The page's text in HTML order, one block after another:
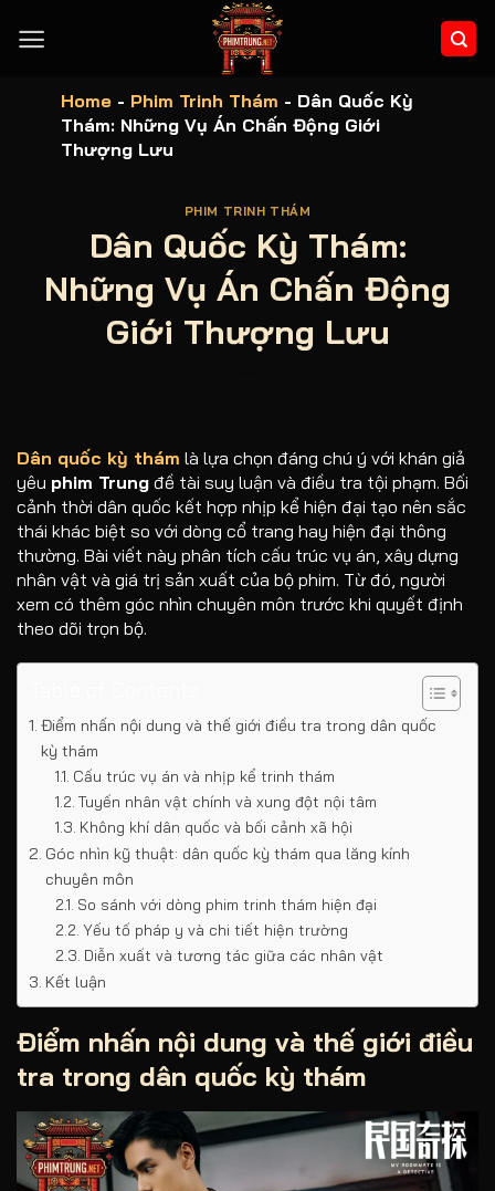
qua
Home - Phim Trinh Thám - Dân Quốc Kỳ
Thám: Những Vụ Án Chấn Động Giới
Thượng Lưu
PHIM TRINH THÁM
Dân Quốc Kỳ Thám:
Những Vụ Án Chấn Động
Giới Thượng Lưu
Dân quốc kỳ thám là lựa chọn đáng chú ý với khán giả
yêu phim Trung đề tài suy luận và điều tra tội phạm. Bối
cảnh thời dân quốc kết hợp nhịp kể hiện đại tạo nên sắc
thái khác biệt so với dòng cổ trang hay hiện đại thông
thường. Bài viết này phân tích cấu trúc vụ án, xây dựng
nhân vật và giá trị sản xuất của bộ phim. Từ đó, người
xem có thêm góc nhìn chuyên môn trước khi quyết định
theo dõi trọn bộ.
Điểm nhấn nội dung và thế giới điều tra trong dân quốc
kỳ thám
Cấu trúc vụ án và nhịp kể trinh thám
Tuyến nhân vật chính và xung đột nội tâm
Không khí dân quốc và bối cảnh xã hội
Góc nhìn kỹ thuật: dân quốc kỳ thám qua lăng kính
chuyên môn
So sánh với dòng phim trinh thám hiện đại
Yếu tố pháp y và chi tiết hiện trường
Diễn xuất và tương tác giữa các nhân vật
Kết luận
Điểm nhấn nội dung và thế giới điều
tra trong dân quốc kỳ thám